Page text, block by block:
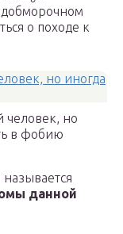
о походе к
человек, но
в фобию
данной